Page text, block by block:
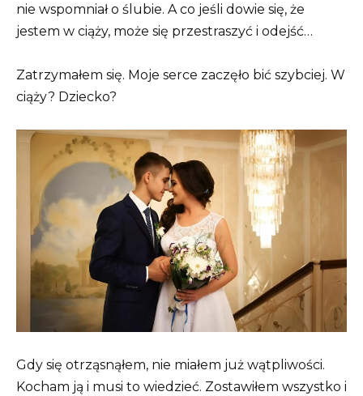
nie wspomniał o ślubie. A co jeśli dowie się, że
jestem w ciąży, może się przestraszyć i odejść…
Zatrzymałem się. Moje serce zaczęło bić szybciej. W
ciąży? Dziecko?
Gdy się otrząsnąłem, nie miałem już wątpliwości.
Kocham ją i musi to wiedzieć. Zostawiłem wszystko i